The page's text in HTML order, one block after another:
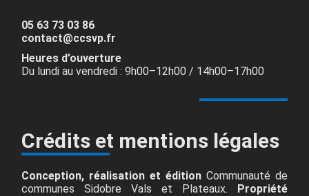
05 63 73 03 86
contact@ccsvp.fr
Heures d’ouverture
Du lundi au vendredi : 9h00–12h00 / 14h00–17h00
Crédits et mentions légales
Conception, réalisation et édition Communauté de
communes Sidobre Vals et Plateaux. Propriété